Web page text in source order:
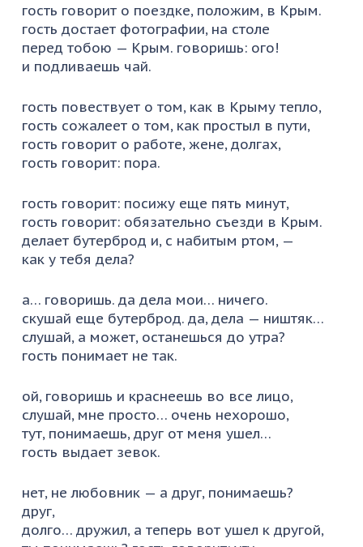
гость говорит о поездке, положим, в Крым.
гость достает фотографии, на столе
перед тобою — Крым. говоришь: ого!
и подливаешь чай.
гость повествует о том, как в Крыму тепло,
гость сожалеет о том, как простыл в пути,
гость говорит о работе, жене, долгах,
гость говорит: пора.
гость говорит: посижу еще пять минут,
гость говорит: обязательно съезди в Крым.
делает бутерброд и, с набитым ртом, —
как у тебя дела?
а… говоришь. да дела мои… ничего.
скушай еще бутерброд. да, дела — ништяк…
слушай, а может, останешься до утра?
гость понимает не так.
ой, говоришь и краснеешь во все лицо,
слушай, мне просто… очень нехорошо,
тут, понимаешь, друг от меня ушел…
гость выдает зевок.
нет, не любовник — а друг, понимаешь?
друг,
долго… дружил, а теперь вот ушел к другой,